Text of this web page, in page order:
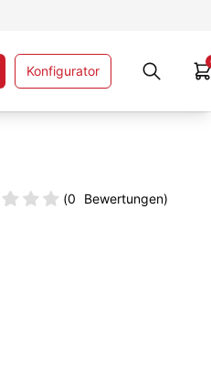
Konfigurator
(0 Bewertungen)